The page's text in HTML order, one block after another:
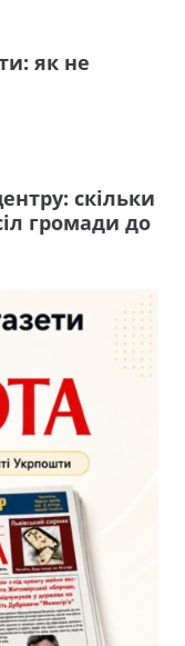
як не
скільки
громади до